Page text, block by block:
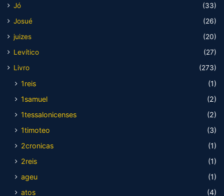
Jó
(33)
Josué
(26)
juizes
(20)
Levítico
(27)
Livro
(273)
1reis
(1)
1samuel
(2)
1tessalonicenses
(2)
1timoteo
(3)
2cronicas
(1)
2reis
(1)
ageu
(1)
atos
(4)